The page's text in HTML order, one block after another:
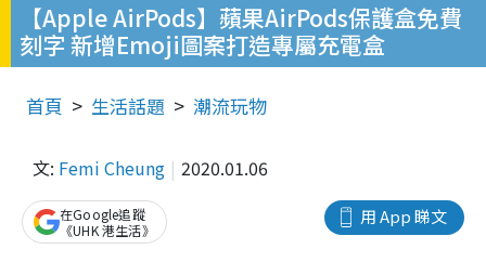
【Apple AirPods】蘋果AirPods保護盒免費
刻字 新增Emoji圖案打造專屬充電盒
首頁 生活話題 潮流玩物
文: Femi Cheung 2020.01.06
用 App 睇文
在Google追蹤
《UHK 港生活》